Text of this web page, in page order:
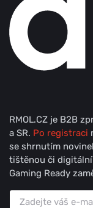
RMOL.CZ je B2B
a SR. Po registraci
se shrnutím
tištěnou či digitální
Gaming Ready